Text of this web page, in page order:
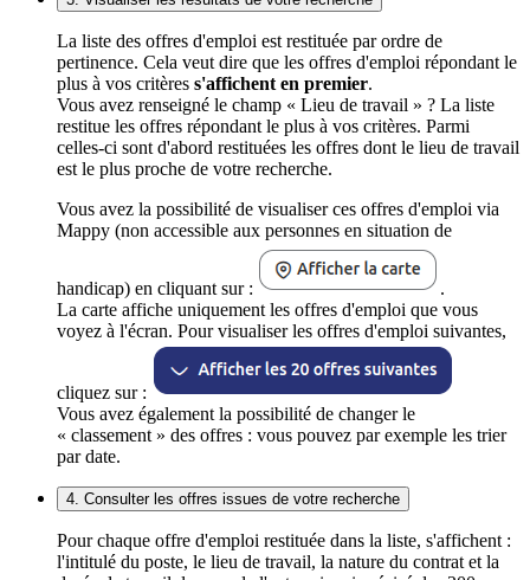
La liste des offres d'emploi est restituée par ordre de
pertinence. Cela veut dire que les offres d'emploi répondant le
plus à vos critères s'affichent en premier.
Vous avez renseigné le champ « Lieu de travail » ? La liste
restitue les offres répondant le plus à vos critères. Parmi
celles-ci sont d'abord restituées les offres dont le lieu de travail
est le plus proche de votre recherche.
Vous avez la possibilité de visualiser ces offres d'emploi via
Mappy (non accessible aux personnes en situation de
handicap) en cliquant sur :
.
La carte affiche uniquement les offres d'emploi que vous
voyez à l'écran. Pour visualiser les offres d'emploi suivantes,
cliquez sur :
Vous avez également la possibilité de changer le
« classement » des offres : vous pouvez par exemple les trier
par date.
4. Consulter les offres issues de votre recherche
Pour chaque offre d'emploi restituée dans la liste, s'affichent :
l'intitulé du poste, le lieu de travail, la nature du contrat et la